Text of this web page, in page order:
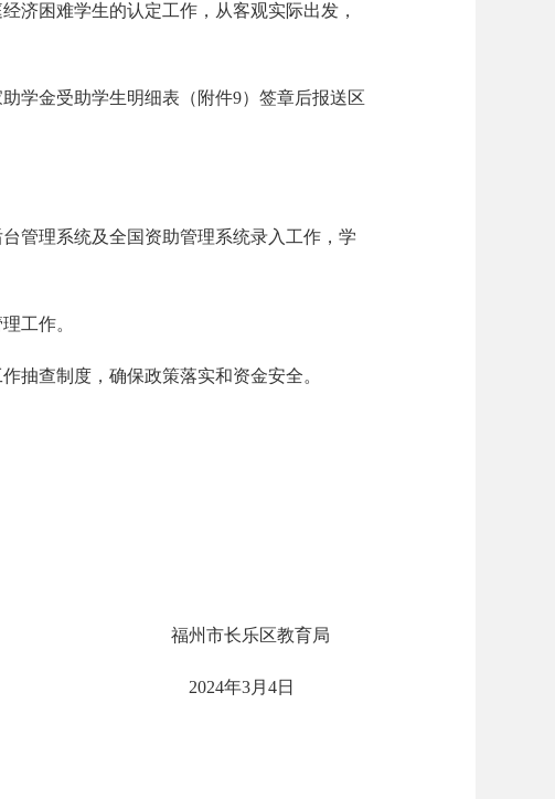
济困难学生的认定工作，从客观实际出发，
学金受助学生明细表（附件9）签章后报送区
管理系统及全国资助管理系统录入工作，学
工作。
抽查制度，确保政策落实和资金安全。
福州市长乐区教育局
2024年3月4日